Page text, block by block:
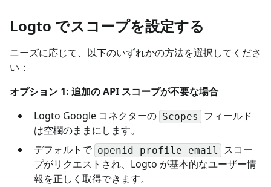
Logto でスコープを設定する
ニーズに応じて、以下のいずれかの方法を選択してくださ
い：
オプション 1: 追加の API スコープが不要な場合
Logto Google コネクターの Scopes
フィールド
は空欄のままにします。
デフォルトで openid profile email
スコー
プがリクエストされ、Logto が基本的なユーザー情
報を正しく取得できます。